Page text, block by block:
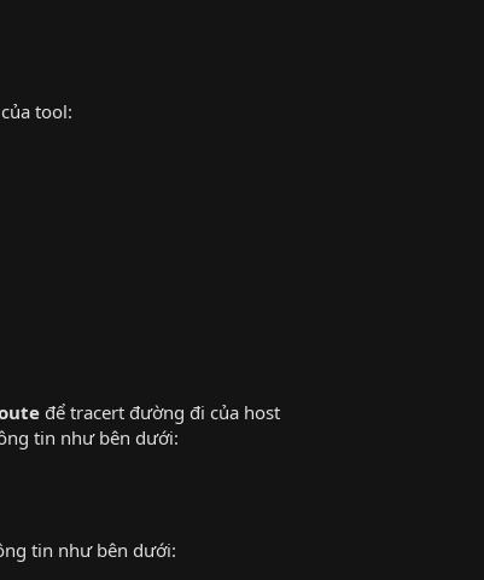
tool:
để tracert đường đi của host
tin như bên dưới:
tin như bên dưới: